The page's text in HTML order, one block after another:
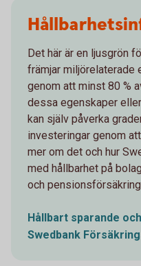
Det här är en ljusgrön
främjar miljörelaterade
genom att minst 80 %
dessa egenskaper
kan själv påverka
investeringar genom
mer om det och hur
med hållbarhet på
och
Hållbart sparande
Swedbank